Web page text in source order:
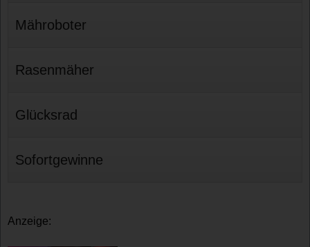
Mähroboter
Rasenmäher
Glücksrad
Sofortgewinne
Anzeige: